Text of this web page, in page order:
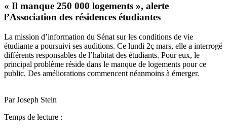
« Il manque 250 000 logements », alerte
l’Association des résidences étudiantes
La mission d’information du Sénat sur les conditions de vie
étudiante a poursuivi ses auditions. Ce lundi 2ç mars, elle a interrogé
différents responsables de l’habitat des étudiants. Pour eux, le
principal problème réside dans le manque de logements pour ce
public. Des améliorations commencent néanmoins à émerger.
Par Joseph Stein
Temps de lecture :